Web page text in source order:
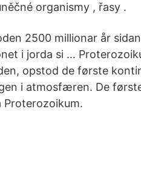
organismy , řasy .
2500 millionar år
i jorda si …
opstod de første
i atmosfæren. De
Proterozoikum.